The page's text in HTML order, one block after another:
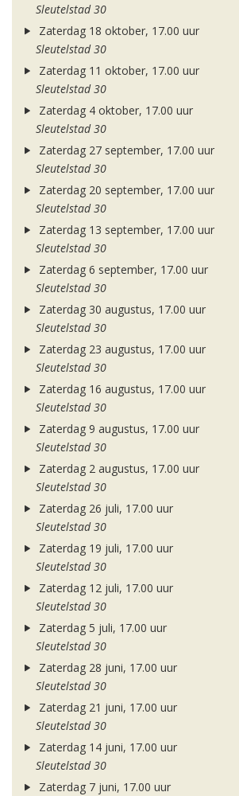
Sleutelstad 30
Zaterdag 18 oktober, 17.00 uur
Sleutelstad 30
Zaterdag 11 oktober, 17.00 uur
Sleutelstad 30
Zaterdag 4 oktober, 17.00 uur
Sleutelstad 30
Zaterdag 27 september, 17.00 uur
Sleutelstad 30
Zaterdag 20 september, 17.00 uur
Sleutelstad 30
Zaterdag 13 september, 17.00 uur
Sleutelstad 30
Zaterdag 6 september, 17.00 uur
Sleutelstad 30
Zaterdag 30 augustus, 17.00 uur
Sleutelstad 30
Zaterdag 23 augustus, 17.00 uur
Sleutelstad 30
Zaterdag 16 augustus, 17.00 uur
Sleutelstad 30
Zaterdag 9 augustus, 17.00 uur
Sleutelstad 30
Zaterdag 2 augustus, 17.00 uur
Sleutelstad 30
Zaterdag 26 juli, 17.00 uur
Sleutelstad 30
Zaterdag 19 juli, 17.00 uur
Sleutelstad 30
Zaterdag 12 juli, 17.00 uur
Sleutelstad 30
Zaterdag 5 juli, 17.00 uur
Sleutelstad 30
Zaterdag 28 juni, 17.00 uur
Sleutelstad 30
Zaterdag 21 juni, 17.00 uur
Sleutelstad 30
Zaterdag 14 juni, 17.00 uur
Sleutelstad 30
Zaterdag 7 juni, 17.00 uur